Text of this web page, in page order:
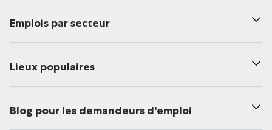
Emplois par secteur
Lieux populaires
Blog pour les demandeurs d'emploi